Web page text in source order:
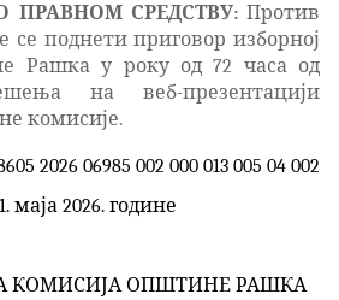
ПРАВНОМ СРЕДСТВУ: Против
поднети приговор изборној
Рашка у року од 72 часа од
на веб-презентацији
комисије.
2026 06985 002 000 013 005 04 002
маја 2026. године
КОМИСИЈА ОПШТИНЕ РАШКА